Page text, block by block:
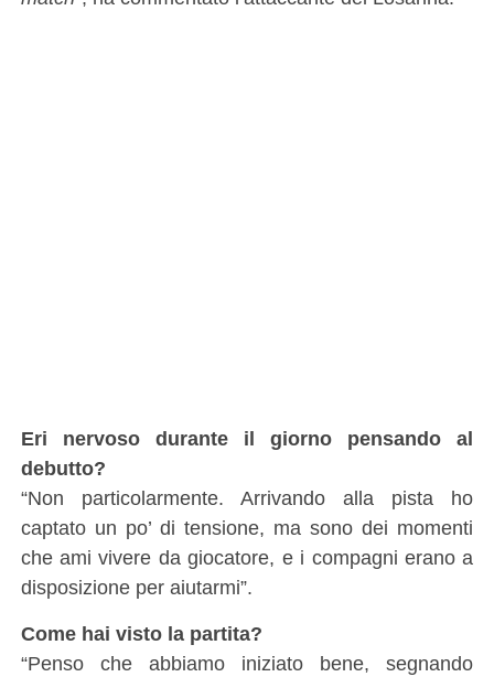
Eri nervoso durante il giorno pensando al
debutto?
“Non particolarmente. Arrivando alla pista ho
captato un po’ di tensione, ma sono dei momenti
che ami vivere da giocatore, e i compagni erano a
disposizione per aiutarmi”.
Come hai visto la partita?
“Penso che abbiamo iniziato bene, segnando